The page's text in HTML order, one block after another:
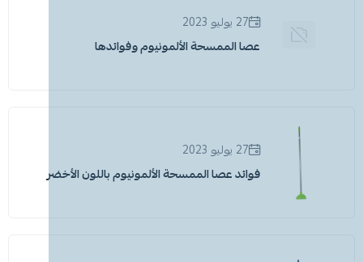
27 يوليو 2023
عصا الممسحة الألمونيوم وفوائدها
27 يوليو 2023
فوائد عصا الممسحة الألمونيوم باللون الأخضر